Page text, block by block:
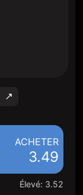
ACHETER
3.49
Élevé: 3.52